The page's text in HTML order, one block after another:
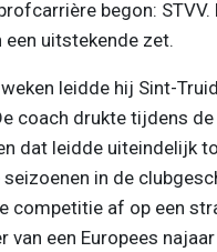
begon: STVV.
een uitstekende zet.
leidde hij Sint-
coach drukte tijdens
dat leidde uiteindelijk
in de
competitie af op een
van een Europees